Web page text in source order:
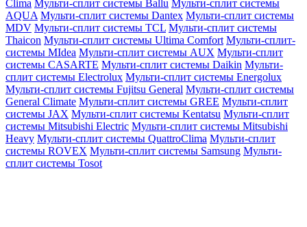
Clima Мульти-сплит системы Ballu Мульти-сплит системы
AQUA Мульти-сплит системы Dantex Мульти-сплит системы
MDV Мульти-сплит системы TCL Мульти-сплит системы
Thaicon Мульти-сплит системы Ultima Comfort Мульти-сплит-
системы MIdea Мульти-сплит системы AUX Мульти-сплит
системы CASARTE Мульти-сплит системы Daikin Мульти-
сплит системы Electrolux Мульти-сплит системы Energolux
Мульти-сплит системы Fujitsu General Мульти-сплит системы
General Climate Мульти-сплит системы GREE Мульти-сплит
системы JAX Мульти-сплит системы Kentatsu Мульти-сплит
системы Mitsubishi Electric Мульти-сплит системы Mitsubishi
Heavy Мульти-сплит системы QuattroClima Мульти-сплит
системы ROVEX Мульти-сплит системы Samsung Мульти-
сплит системы Tosot